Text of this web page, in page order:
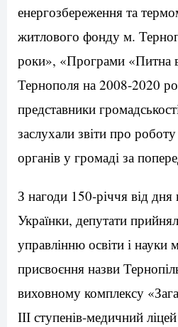
енергозбереження та
житлового фонду м.
роки», «Програми «Питна
Тернополя на 2008-2020
представники
заслухали звіти про
органів у громаді за
З нагоди 150-річчя від
Українки, депутати
управлінню освіти і науки
присвоєння назви
виховному комплексу
ІІІ ступенів-медичний